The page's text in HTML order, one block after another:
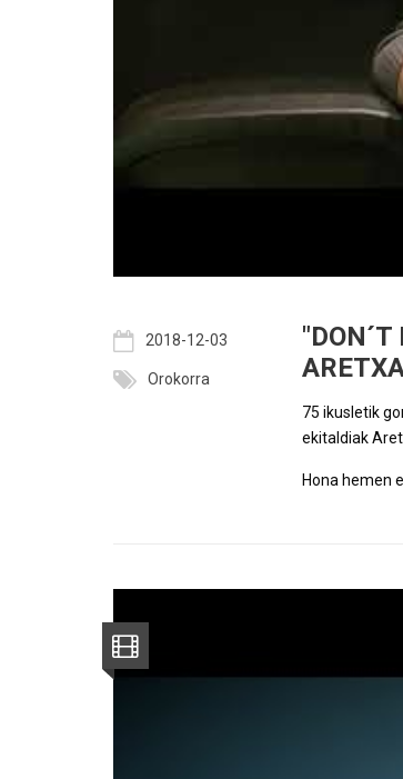
2018-12-03
Orokorra
"DON´T
75 ikusletik
ekitaldiak
Hona hemen